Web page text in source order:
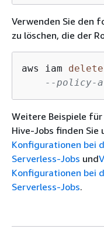
Verwenden Sie den
zu löschen, die der
aws iam delete
--policy-
Weitere Beispiele
Hive-Jobs finden Sie
Konfigurationen bei
Serverless-Jobs und
Konfigurationen bei
Serverless-Jobs.